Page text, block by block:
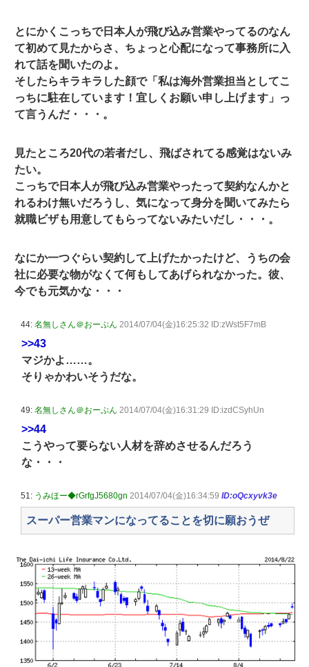
とにかくこっちで日本人が飛び込み営業やってるのなん
て初めて見たからさ、ちょっと心配になって事務所に入
れて話を聞いたのよ。
そしたらキラキラした顔で「私は海外営業担当としてこ
っちに駐在しています！宜しくお願い申し上げます」っ
て言うんだ・・・。
見たところ20代の若者だし、飛ばされてる感覚はないみ
たい。
こっちで日本人が飛び込み営業やったって契約なんかと
れるわけ無いだろうし、気になって身分を聞いてみたら
就職ビザも用意してもらってないみたいだし・・・。
なにか一つぐらい契約して上げたかったけど、うちの会
社に必要な物がなくて何もしてあげられなかった。彼、
今でも元気かな・・・
44: 名無しさん＠おーぷん 2014/07/04(金)16:25:32 ID:zWst5F7mB
>>43
マジかよ……。
そりゃかわいそうだな。
49: 名無しさん＠おーぷん 2014/07/04(金)16:31:29 ID:izdCSyhUn
>>44
こうやって要らない人材を辞めさせるんだろう
な・・・
51: うみほー◆rGrfgJ5680gn 2014/07/04(金)16:34:59 ID:oQcxyvk3e
スーパー営業マンになってることを切に願おうぜ